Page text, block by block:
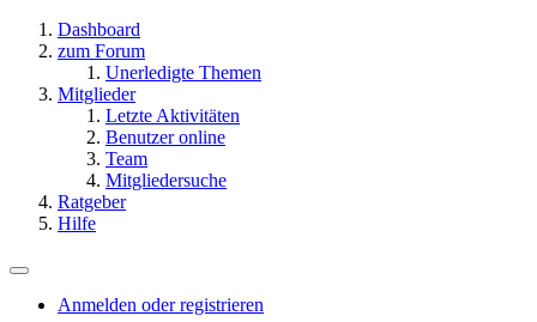
Dashboard
zum Forum
Unerledigte Themen
Mitglieder
Letzte Aktivitäten
Benutzer online
Team
Mitgliedersuche
Ratgeber
Hilfe
Anmelden oder registrieren